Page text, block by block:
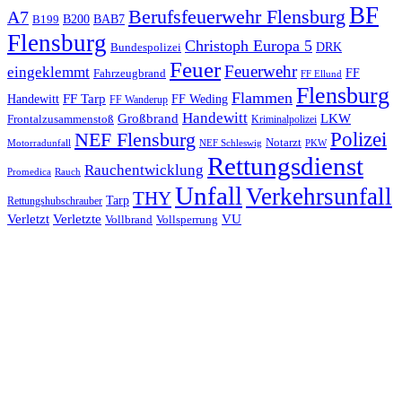
A7 B199 B200 BAB7 Berufsfeuerwehr Flensburg BF
Flensburg Bundespolizei Christoph Europa 5 DRK
eingeklemmt Fahrzeugbrand FeuerFeuerwehr FF Ellund FF
Handewitt FF Tarp FF Wanderup FF Weding Flammen Flensburg
Frontalzusammenstoß Großbrand Handewitt Kriminalpolizei LKW
Motorradunfall NEF Flensburg NEF Schleswig Notarzt PKW Polizei
Promedica Rauch Rauchentwicklung Rettungsdienst
Rettungshubschrauber Tarp THYUnfall Verkehrsunfall
Verletzt Verletzte Vollbrand Vollsperrung VU